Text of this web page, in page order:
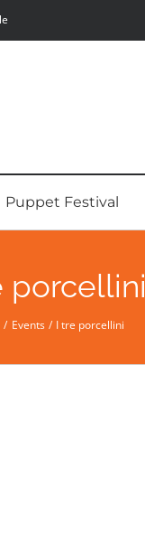
Puppet Festival
porcellini
Events I tre porcellini